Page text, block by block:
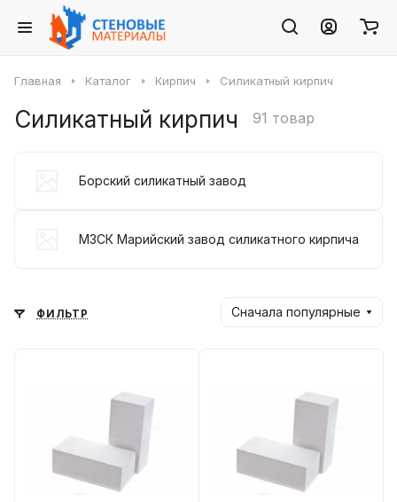
Главная Каталог Кирпич Силикатный кирпич
Силикатный кирпич 91 товар
Борский силикатный завод
МЗСК Марийский завод силикатного кирпича
ФИЛЬТР Сначала популярные